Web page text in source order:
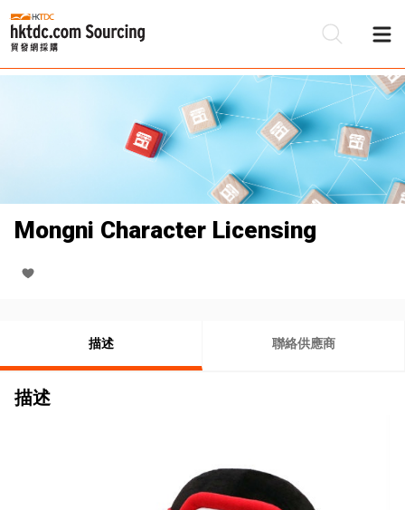
Mongni Character Licensing
描述 聯絡供應商
描述